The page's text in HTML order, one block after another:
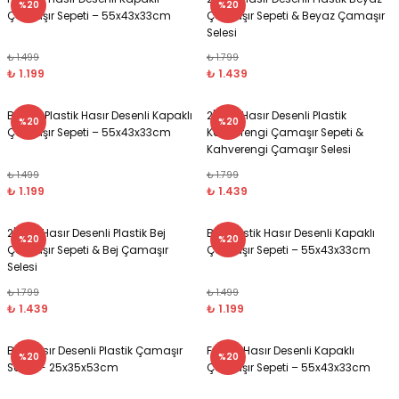
%20
Çamaşır Sepeti – 55x43x33cm
₺ 1.499
₺ 1.199
%20
Çamaşır Sepeti & Beyaz Çamaşır
Selesi
₺ 1.799
₺ 1.439
%20
Beyaz, Plastik Hasır Desenli Kapaklı
Çamaşır Sepeti – 55x43x33cm
₺ 1.499
₺ 1.199
%20
2'li Set Hasır Desenli Plastik
Kahverengi Çamaşır Sepeti &
Kahverengi Çamaşır Selesi
₺ 1.799
₺ 1.439
%20
2'li Set Hasır Desenli Plastik Bej
Çamaşır Sepeti & Bej Çamaşır
Selesi
₺ 1.799
₺ 1.439
%20
Bej, Plastik Hasır Desenli Kapaklı
Çamaşır Sepeti – 55x43x33cm
₺ 1.499
₺ 1.199
%20
Bej, Hasır Desenli Plastik Çamaşır
Selesi - 25x35x53cm
%20
Fuşya, Hasır Desenli Kapaklı
Çamaşır Sepeti – 55x43x33cm
Macunluk
Seti
Ürünleri
Ayaklar